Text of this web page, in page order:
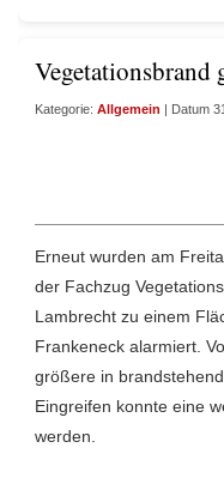
Vegetationsbrand
Kategorie: Allgemein | Datum
Erneut wurden am
der Fachzug
Lambrecht zu einem
Frankeneck alarmiert.
größere in
Eingreifen konnte eine
werden.